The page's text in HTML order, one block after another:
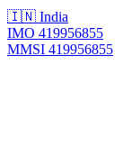
🇮🇳 India
IMO 419956855
MMSI 419956855